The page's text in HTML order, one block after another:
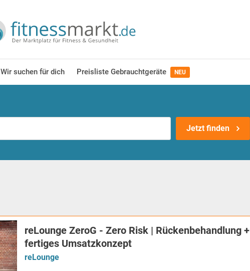
Wir suchen für dich Preisliste Gebrauchtgeräte NEU
Jetzt finden
reLounge ZeroG - Zero Risk | Rückenbehandlung +
fertiges Umsatzkonzept
reLounge